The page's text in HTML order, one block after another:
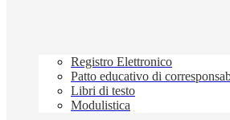
Registro Elettronico
Patto educativo di
Libri di testo
Modulistica